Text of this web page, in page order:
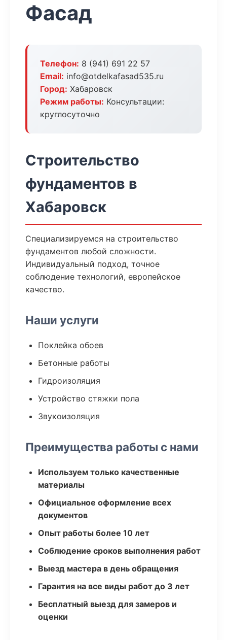
Фасад
Телефон: 8 (941) 691 22 57
Email: info@otdelkafasad535.ru
Город: Хабаровск
Режим работы: Консультации:
круглосуточно
Строительство
фундаментов в
Хабаровск
Специализируемся на строительство
фундаментов любой сложности.
Индивидуальный подход, точное
соблюдение технологий, европейское
качество.
Наши услуги
Поклейка обоев
Бетонные работы
Гидроизоляция
Устройство стяжки пола
Звукоизоляция
Преимущества работы с нами
Используем только качественные
материалы
Официальное оформление всех
документов
Опыт работы более 10 лет
Соблюдение сроков выполнения работ
Выезд мастера в день обращения
Гарантия на все виды работ до 3 лет
Бесплатный выезд для замеров и
оценки